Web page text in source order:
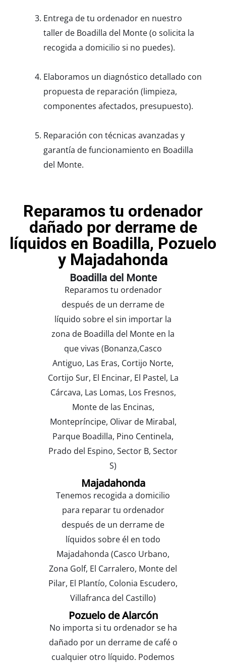
Entrega de tu ordenador en nuestro
taller de Boadilla del Monte (o solicita la
recogida a domicilio si no puedes).
Elaboramos un diagnóstico detallado con
propuesta de reparación (limpieza,
componentes afectados, presupuesto).
Reparación con técnicas avanzadas y
garantía de funcionamiento en Boadilla
del Monte.
Reparamos tu ordenador
dañado por derrame de
líquidos en Boadilla, Pozuelo
y Majadahonda
Boadilla del Monte
Reparamos tu ordenador
después de un derrame de
líquido sobre el sin importar la
zona de Boadilla del Monte en la
que vivas (Bonanza,Casco
Antiguo, Las Eras, Cortijo Norte,
Cortijo Sur, El Encinar, El Pastel, La
Cárcava, Las Lomas, Los Fresnos,
Monte de las Encinas,
Montepríncipe, Olivar de Mirabal,
Parque Boadilla, Pino Centinela,
Prado del Espino, Sector B, Sector
S)
Majadahonda
Tenemos recogida a domicilio
para reparar tu ordenador
después de un derrame de
líquidos sobre él en todo
Majadahonda (Casco Urbano,
Zona Golf, El Carralero, Monte del
Pilar, El Plantío, Colonia Escudero,
Villafranca del Castillo)
Pozuelo de Alarcón
No importa si tu ordenador se ha
dañado por un derrame de café o
cualquier otro líquido. Podemos